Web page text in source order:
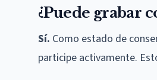
¿Puede grabar
Sí. Como estado de
participe activamente.